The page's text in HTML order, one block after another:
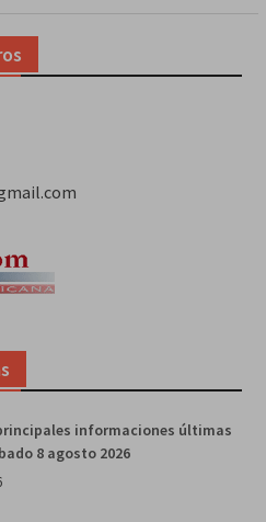
informaciones últimas
8 agosto 2026